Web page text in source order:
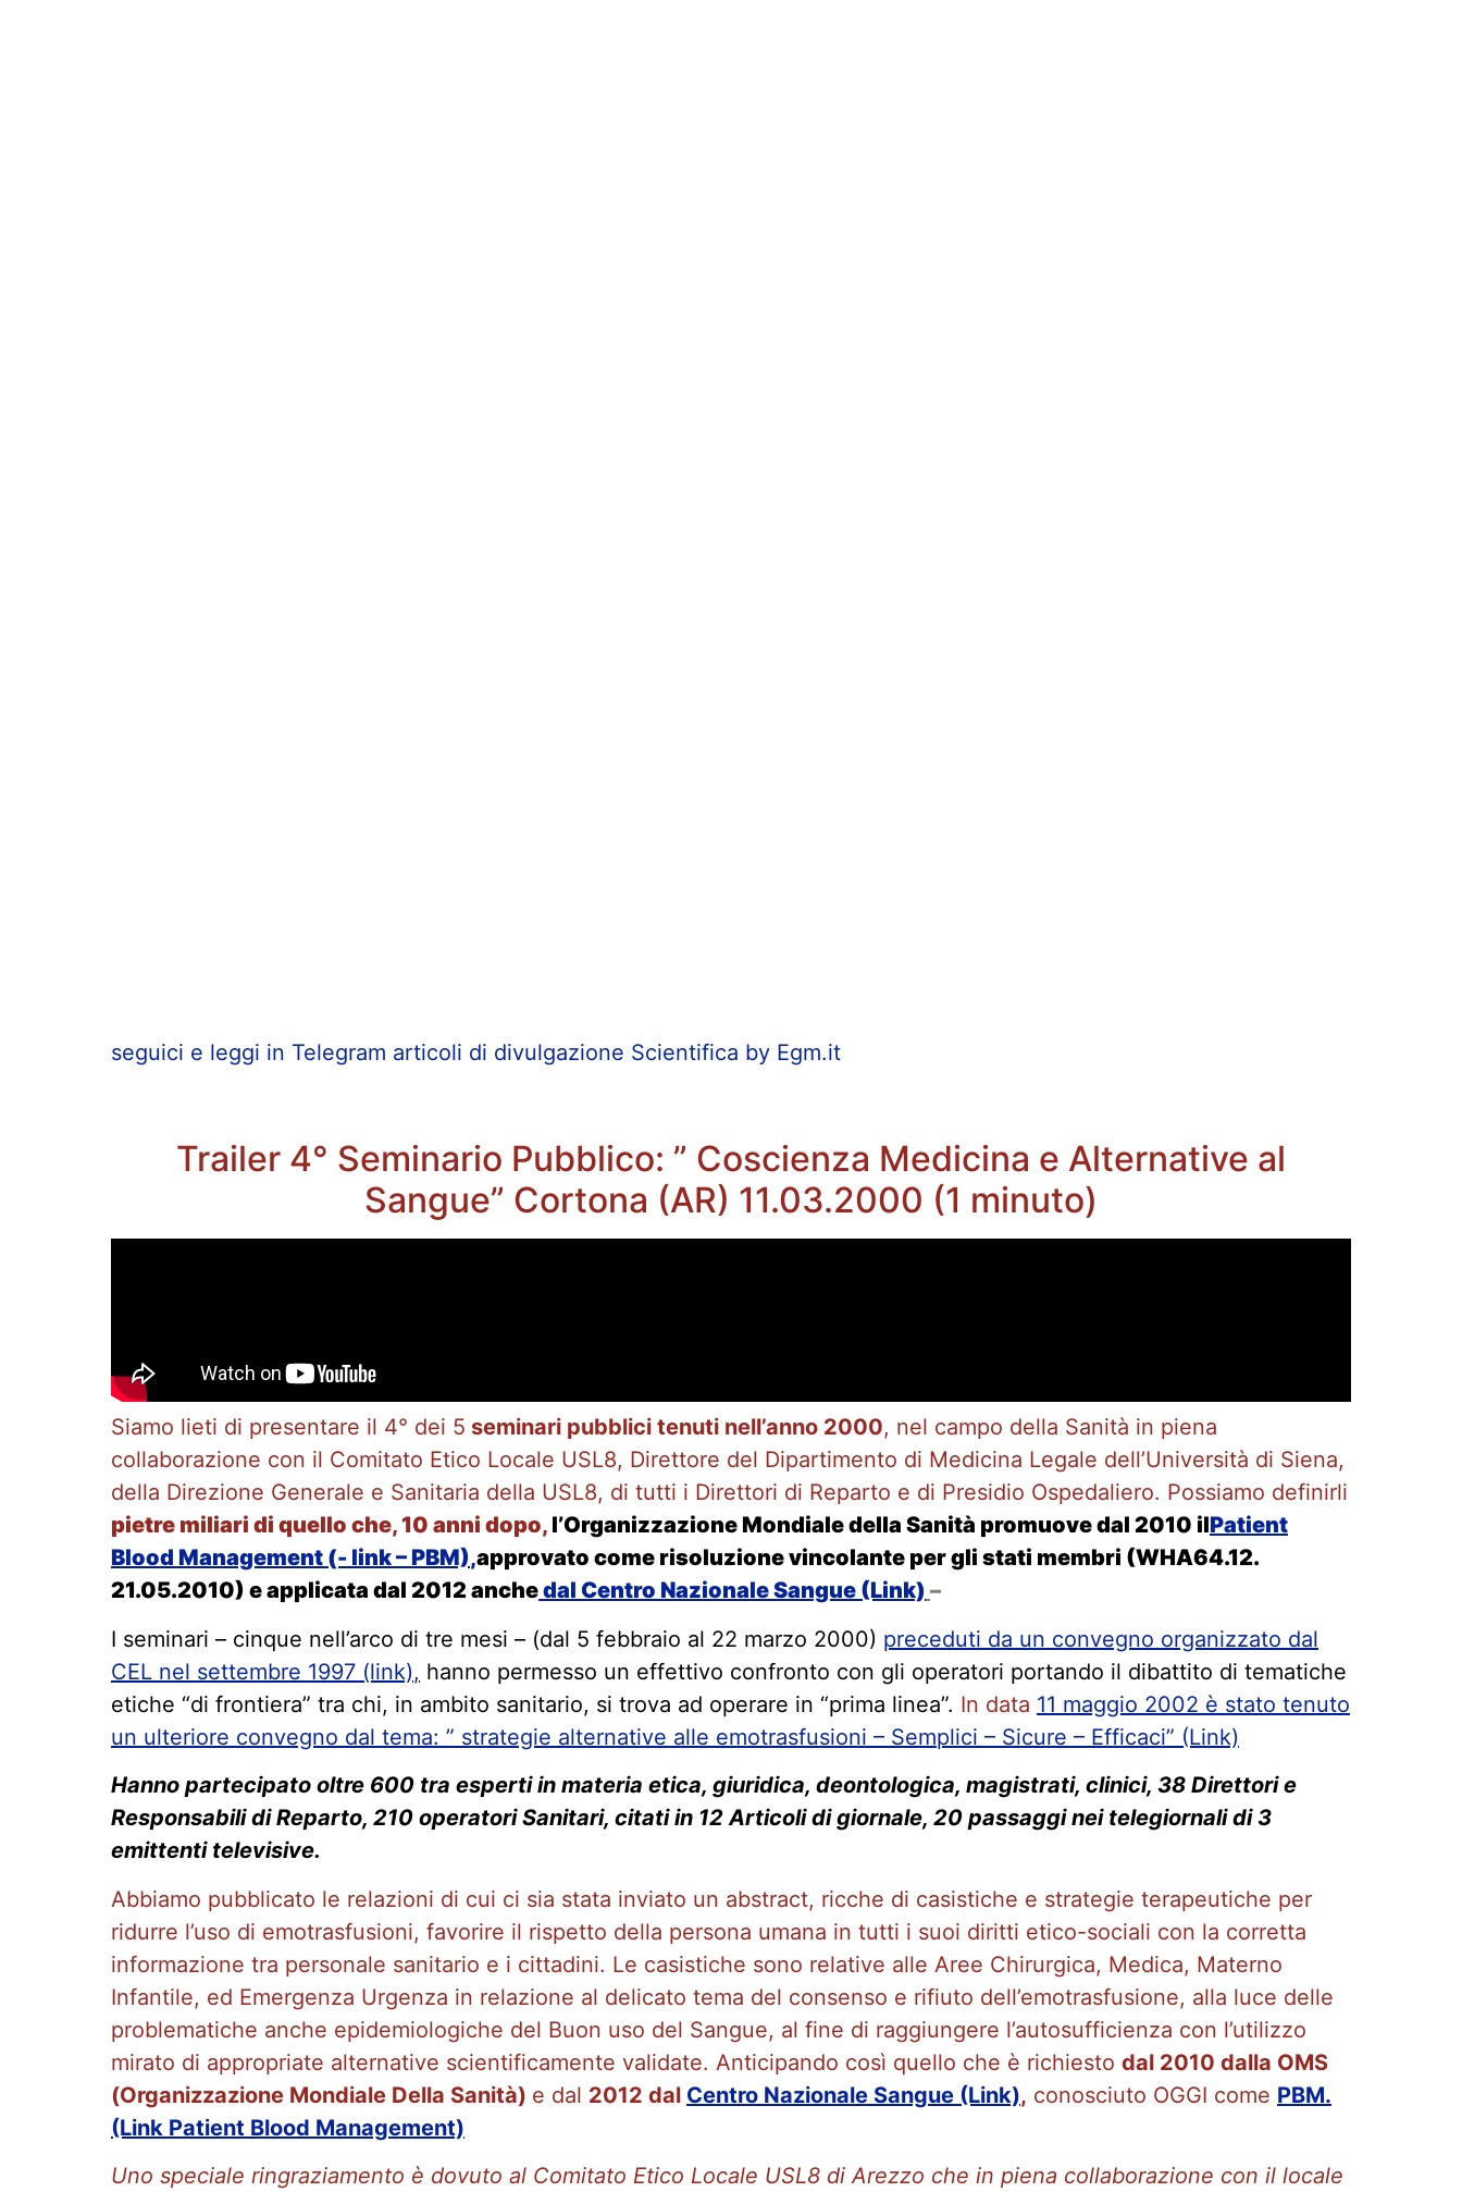
seguici e leggi in Telegram articoli di divulgazione Scientifica by Egm.it
Trailer 4° Seminario Pubblico: ” Coscienza Medicina e Alternative al
Sangue” Cortona (AR) 11.03.2000 (1 minuto)
Siamo lieti di presentare il 4° dei 5 seminari pubblici tenuti nell’anno 2000, nel campo della Sanità in piena
collaborazione con il Comitato Etico Locale USL8, Direttore del Dipartimento di Medicina Legale dell’Università di Siena,
della Direzione Generale e Sanitaria della USL8, di tutti i Direttori di Reparto e di Presidio Ospedaliero. Possiamo definirli
pietre miliari di quello che, 10 anni dopo, l’Organizzazione Mondiale della Sanità promuove dal 2010 ilPatient
Blood Management (- link – PBM),approvato come risoluzione vincolante per gli stati membri (WHA64.12.
21.05.2010) e applicata dal 2012 anchedal Centro Nazionale Sangue (Link) –
I seminari – cinque nell’arco di tre mesi – (dal 5 febbraio al 22 marzo 2000) preceduti da un convegno organizzato dal
CEL nel settembre 1997 (link), hanno permesso un effettivo confronto con gli operatori portando il dibattito di tematiche
etiche “di frontiera” tra chi, in ambito sanitario, si trova ad operare in “prima linea”. In data 11 maggio 2002 è stato tenuto
un ulteriore convegno dal tema: ” strategie alternative alle emotrasfusioni – Semplici – Sicure – Efficaci” (Link)
Hanno partecipato oltre 600 tra esperti in materia etica, giuridica, deontologica, magistrati, clinici, 38 Direttori e
Responsabili di Reparto, 210 operatori Sanitari, citati in 12 Articoli di giornale, 20 passaggi nei telegiornali di 3
emittenti televisive.
Abbiamo pubblicato le relazioni di cui ci sia stata inviato un abstract, ricche di casistiche e strategie terapeutiche per
ridurre l’uso di emotrasfusioni, favorire il rispetto della persona umana in tutti i suoi diritti etico-sociali con la corretta
informazione tra personale sanitario e i cittadini. Le casistiche sono relative alle Aree Chirurgica, Medica, Materno
Infantile, ed Emergenza Urgenza in relazione al delicato tema del consenso e rifiuto dell’emotrasfusione, alla luce delle
problematiche anche epidemiologiche del Buon uso del Sangue, al fine di raggiungere l’autosufficienza con l’utilizzo
mirato di appropriate alternative scientificamente validate. Anticipando così quello che è richiesto dal 2010 dalla OMS
(Organizzazione Mondiale Della Sanità) e dal 2012 dal Centro Nazionale Sangue (Link), conosciuto OGGI come PBM.
(Link Patient Blood Management)
Uno speciale ringraziamento è dovuto al Comitato Etico Locale USL8 di Arezzo che in piena collaborazione con il locale